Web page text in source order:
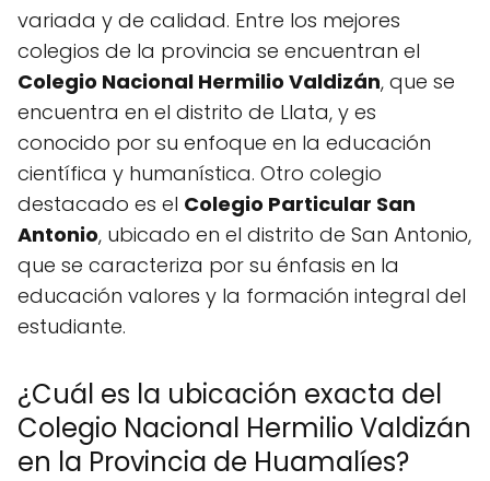
variada y de calidad. Entre los mejores
colegios de la provincia se encuentran el
Colegio Nacional Hermilio Valdizán, que se
encuentra en el distrito de Llata, y es
conocido por su enfoque en la educación
científica y humanística. Otro colegio
destacado es el Colegio Particular San
Antonio, ubicado en el distrito de San Antonio,
que se caracteriza por su énfasis en la
educación valores y la formación integral del
estudiante.
¿Cuál es la ubicación exacta del
Colegio Nacional Hermilio Valdizán
en la Provincia de Huamalíes?